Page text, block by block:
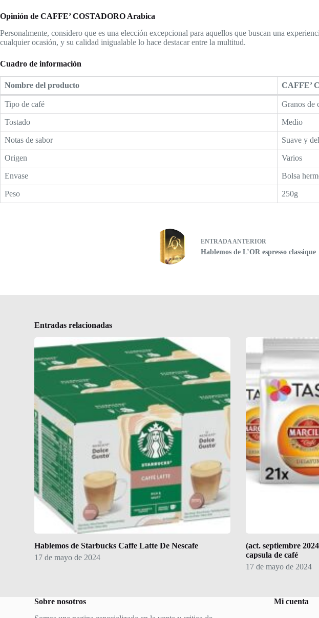
Opinión de CAFFE’ COSTADORO Arabica
Personalmente, considero que es una elección excepcional para aquellos que buscan una
cualquier ocasión, y su calidad inigualable lo hace destacar entre la multitud.
Cuadro de información
Nombre del producto CAFFE’
Tipo de café Granos de
Tostado Medio
Notas de sabor Suave y
Origen Varios
Envase Bolsa
Peso 250g
ENTRADAANTERIOR
Hablemos de L’OR espresso classique
Entradas relacionadas
Hablemos de Starbucks Caffe Latte De Nescafe
17 de mayo de 2024
(act. septiembre
capsula de café
17 de mayo de 2024
Sobre nosotros
Mi cuenta